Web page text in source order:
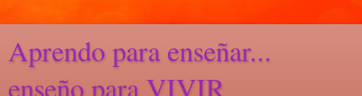
Aprendo para enseñar...
enseño para VIVIR